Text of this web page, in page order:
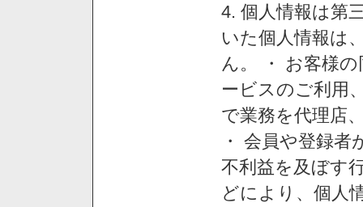
4. 個人情報は第
いた個人情報は
ん。 ・ お客様
ービスのご利用
で業務を代理店
・ 会員や登録
不利益を及ぼす
どにより、個人